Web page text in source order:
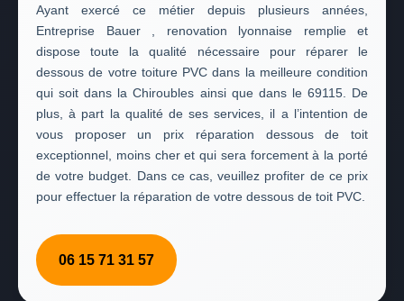
Ayant exercé ce métier depuis plusieurs années,
Entreprise Bauer , renovation lyonnaise remplie et
dispose toute la qualité nécessaire pour réparer le
dessous de votre toiture PVC dans la meilleure condition
qui soit dans la Chiroubles ainsi que dans le 69115. De
plus, à part la qualité de ses services, il a l’intention de
vous proposer un prix réparation dessous de toit
exceptionnel, moins cher et qui sera forcement à la porté
de votre budget. Dans ce cas, veuillez profiter de ce prix
pour effectuer la réparation de votre dessous de toit PVC.
06 15 71 31 57